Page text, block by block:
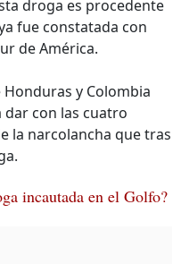
droga es procedente
fue constatada con
de América.
y Colombia
con las cuatro
la narcolancha que tras
incautada en el Golfo?